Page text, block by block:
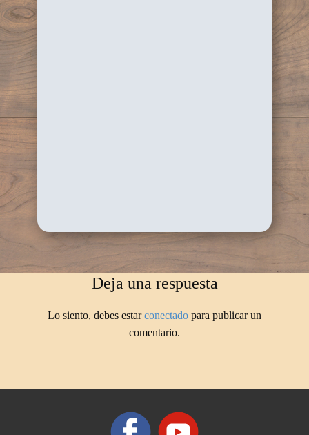
Deja una respuesta
Lo siento, debes estarconectado para publicar un
comentario.